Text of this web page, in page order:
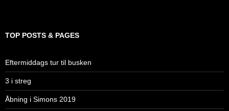
TOP POSTS & PAGES
Eftermiddags tur til busken
3 i streg
Åbning i Simons 2019